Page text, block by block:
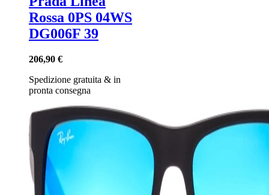
Rossa 0PS 04WS
DG006F 39
206,90 €
Spedizione gratuita & in
pronta consegna